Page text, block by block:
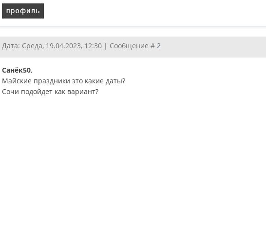
Дата: Среда, 19.04.2023, 12:30 | Сообщение # 2
Санёк50,
Майские праздники это какие даты?
Сочи подойдет как вариант?